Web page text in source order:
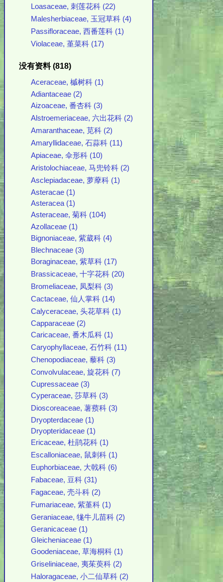
Loasaceae, 刺莲花科 (22)
Malesherbiaceae, 玉冠草科 (4)
Passifloraceae, 西番莲科 (1)
Violaceae, 堇菜科 (17)
没有资料 (818)
Aceraceae, 槭树科 (1)
Adiantaceae (2)
Aizoaceae, 番杏科 (3)
Alstroemeriaceae, 六出花科 (2)
Amaranthaceae, 苋科 (2)
Amaryllidaceae, 石蒜科 (11)
Apiaceae, 伞形科 (10)
Aristolochiaceae, 马兜铃科 (2)
Asclepiadaceae, 萝藦科 (1)
Asteracae (1)
Asteracea (1)
Asteraceae, 菊科 (104)
Azollaceae (1)
Bignoniaceae, 紫葳科 (4)
Blechnaceae (3)
Boraginaceae, 紫草科 (17)
Brassicaceae, 十字花科 (20)
Bromeliaceae, 凤梨科 (3)
Cactaceae, 仙人掌科 (14)
Calyceraceae, 头花草科 (1)
Capparaceae (2)
Caricaceae, 番木瓜科 (1)
Caryophyllaceae, 石竹科 (11)
Chenopodiaceae, 藜科 (3)
Convolvulaceae, 旋花科 (7)
Cupressaceae (3)
Cyperaceae, 莎草科 (3)
Dioscoreaceae, 薯蓣科 (3)
Dryopterdaceae (1)
Dryopteridaceae (1)
Ericaceae, 杜鹃花科 (1)
Escalloniaceae, 鼠刺科 (1)
Euphorbiaceae, 大戟科 (6)
Fabaceae, 豆科 (31)
Fagaceae, 壳斗科 (2)
Fumariaceae, 紫堇科 (1)
Geraniaceae, 牻牛儿苗科 (2)
Geranicaceae (1)
Gleicheniaceae (1)
Goodeniaceae, 草海桐科 (1)
Griseliniaceae, 夷茱萸科 (2)
Haloragaceae, 小二仙草科 (2)